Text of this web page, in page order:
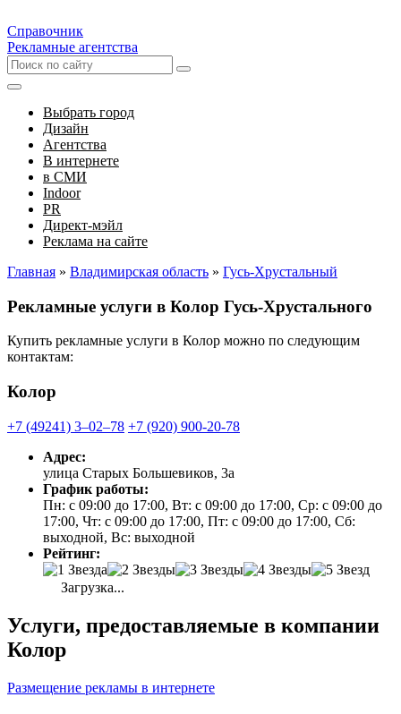
Справочник
Рекламные агентства
Выбрать город
Дизайн
Агентства
В интернете
в СМИ
Indoor
PR
Директ-мэйл
Реклама на сайте
Главная » Владимирская область » Гусь-Хрустальный
Рекламные услуги в Колор Гусь-Хрустального
Купить рекламные услуги в Колор можно по следующим
контактам:
Колор
+7 (49241) 3‒02‒78 +7 (920) 900-20-78
Адрес:
улица Старых Большевиков, 3а
График работы:
Пн: с 09:00 до 17:00, Вт: с 09:00 до 17:00, Ср: с 09:00 до
17:00, Чт: с 09:00 до 17:00, Пт: с 09:00 до 17:00, Сб:
выходной, Вс: выходной
Рейтинг:
Загрузка...
Услуги, предоставляемые в компании
Колор
Размещение рекламы в интернете